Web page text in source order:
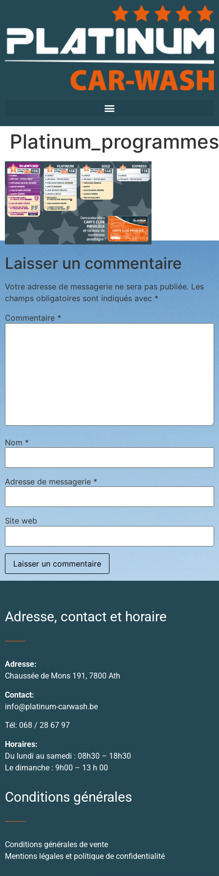
Laisser un commentaire
Votre adresse de messagerie ne sera pas publiée. Les
champs obligatoires sont indiqués avec *
Commentaire *
Nom *
Adresse de messagerie *
Site web
Adresse, contact et horaire
Adresse:
Chaussée de Mons 191, 7800 Ath
Contact:
info@platinum-carwash.be
Tél: 068 / 28 67 97
Horaires:
Du lundi au samedi : 08h30 – 18h30
Le dimanche : 9h00 – 13 h 00
Conditions générales
Conditions générales de vente
Mentions légales et politique de confidentialité